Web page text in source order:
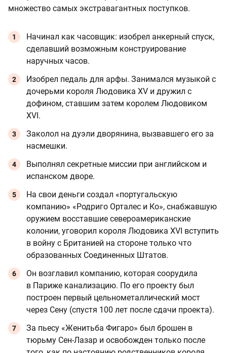
множество самых экстравагантных поступков.
Начинал как часовщик: изобрел анкерный спуск,
сделавший возможным конструирование
наручных часов.
Изобрел педаль для арфы. Занимался музыкой с
дочерьми короля Людовика XV и дружил с
дофином, ставшим затем королем Людовиком
XVI.
Заколол на дуэли дворянина, вызвавшего его за
насмешки.
Выполнял секретные миссии при английском и
испанском дворе.
На свои деньги создал «португальскую
компанию» «Родриго Орталес и Ко», снабжавшую
оружием восставшие североамериканские
колонии, уговорил короля Людовика XVI вступить
в войну с Британией на стороне только что
образованных Соединенных Штатов.
Он возглавил компанию, которая соорудила
в Париже канализацию. По его проекту был
построен первый цельнометаллический мост
через Сену (спустя 100 лет после сдачи проекта).
За пьесу «Женитьба Фигаро» был брошен в
тюрьму Сен-Лазар и освобожден только после